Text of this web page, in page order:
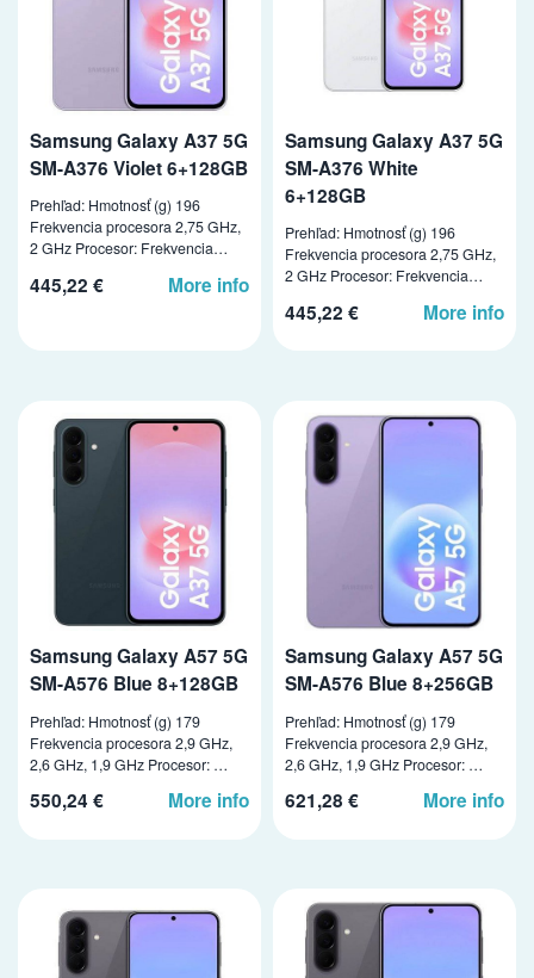
Samsung Galaxy A37 5G
SM-A376 Violet 6+128GB
Prehľad: Hmotnosť (g) 196
Frekvencia procesora 2,75 GHz,
2 GHz Procesor: Frekvencia…
445,22 € More info
Samsung Galaxy A37 5G
SM-A376 White
6+128GB
Prehľad: Hmotnosť (g) 196
Frekvencia procesora 2,75 GHz,
2 GHz Procesor: Frekvencia…
445,22 € More info
Samsung Galaxy A57 5G
SM-A576 Blue 8+128GB
Prehľad: Hmotnosť (g) 179
Frekvencia procesora 2,9 GHz,
2,6 GHz, 1,9 GHz Procesor: …
550,24 € More info
Samsung Galaxy A57 5G
SM-A576 Blue 8+256GB
Prehľad: Hmotnosť (g) 179
Frekvencia procesora 2,9 GHz,
2,6 GHz, 1,9 GHz Procesor: …
621,28 € More info